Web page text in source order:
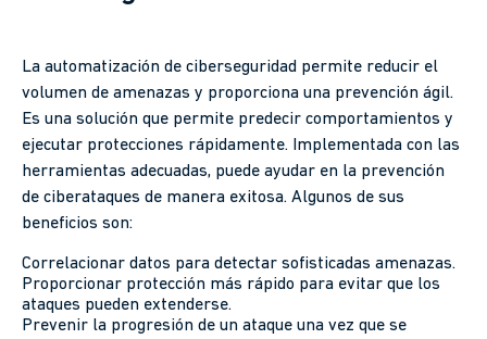
La automatización de ciberseguridad permite reducir el
volumen de amenazas y proporciona una prevención ágil.
Es una solución que permite predecir comportamientos y
ejecutar protecciones rápidamente. Implementada con las
herramientas adecuadas, puede ayudar en la prevención
de ciberataques de manera exitosa. Algunos de sus
beneficios son:
Correlacionar datos para detectar sofisticadas amenazas.
Proporcionar protección más rápido para evitar que los
ataques pueden extenderse.
Prevenir la progresión de un ataque una vez que se